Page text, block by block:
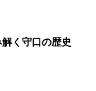
解く守口の歴史